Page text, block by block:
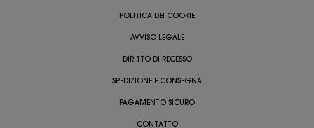
POLITICA DEI COOKIE
AVVISO LEGALE
DIRITTO DI RECESSO
SPEDIZIONE E CONSEGNA
PAGAMENTO SICURO
CONTATTO